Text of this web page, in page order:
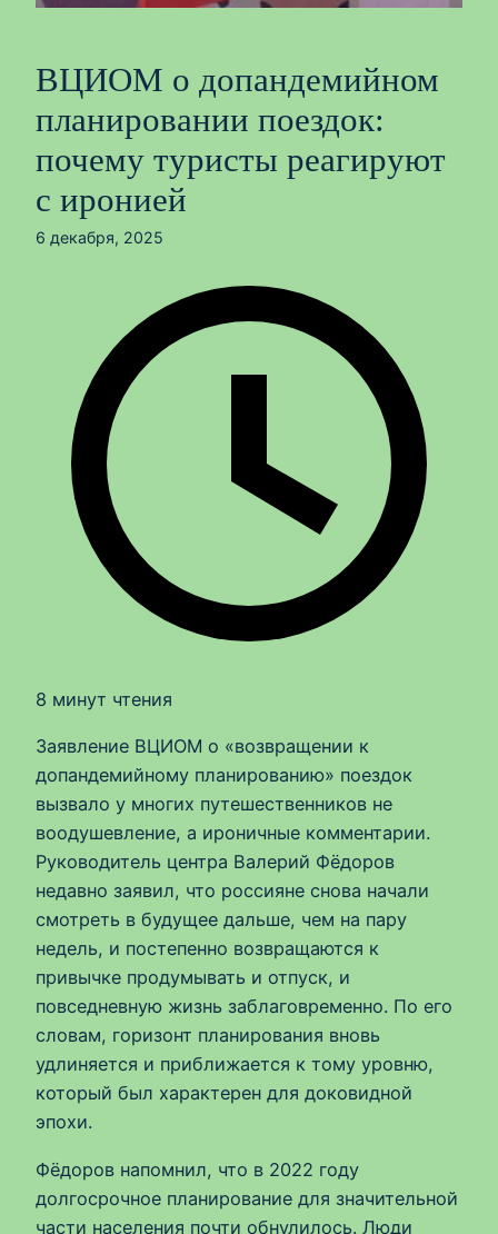
ВЦИОМ о допандемийном
планировании поездок:
почему туристы реагируют
с иронией
6 декабря, 2025
8 минут чтения
Заявление ВЦИОМ о «возвращении к
допандемийному планированию» поездок
вызвало у многих путешественников не
воодушевление, а ироничные комментарии.
Руководитель центра Валерий Фёдоров
недавно заявил, что россияне снова начали
смотреть в будущее дальше, чем на пару
недель, и постепенно возвращаются к
привычке продумывать и отпуск, и
повседневную жизнь заблаговременно. По его
словам, горизонт планирования вновь
удлиняется и приближается к тому уровню,
который был характерен для доковидной
эпохи.
Фёдоров напомнил, что в 2022 году
долгосрочное планирование для значительной
части населения почти обнулилось. Люди